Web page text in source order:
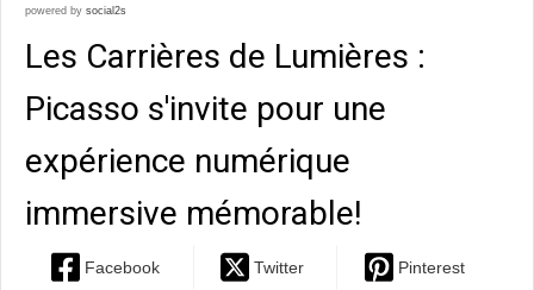
powered by social2s
Les Carrières de Lumières :
Picasso s'invite pour une
expérience numérique
immersive mémorable!
Facebook Twitter Pinterest